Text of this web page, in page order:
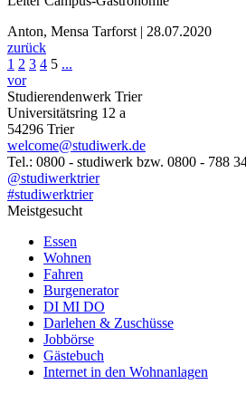
Anton, Mensa Tarforst | 28.07.2020
zurück
1 2 3 4 5 ...
vor
Studierendenwerk Trier
Universitätsring 12 a
54296 Trier
welcome@studiwerk.de
Tel.: 0800 - studiwerk bzw. 0800 - 788
@studiwerktrier
#studiwerktrier
Meistgesucht
Essen
Wohnen
Fahren
Burgenerator
DI MI DO
Darlehen & Zuschüsse
Jobbörse
Gästebuch
Internet in den Wohnanlagen